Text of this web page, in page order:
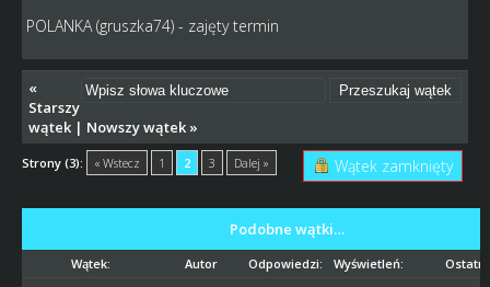
POLANKA (gruszka74) - zajęty termin
«
Starszy
wątek| Nowszy wątek»
Strony (3): « Wstecz 1 2 3 Dalej » Wątek zamknięty
Podobne wątki…
Wątek: Autor Odpowiedzi: Wyświetleń: